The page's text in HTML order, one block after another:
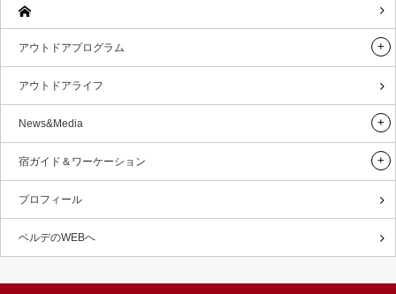
アウトドアプログラム
アウトドアライフ
News&Media
宿ガイド＆ワーケーション
プロフィール
ベルデのWEBへ